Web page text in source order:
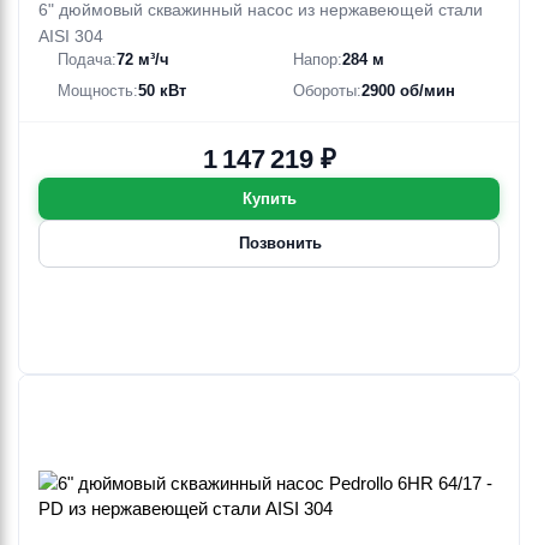
6" дюймовый скважинный насос из нержавеющей стали
AISI 304
Подача:72 м³/ч Напор:284 м
Мощность:50 кВт Обороты:2900 об/мин
1 147 219 ₽
Купить
Позвонить